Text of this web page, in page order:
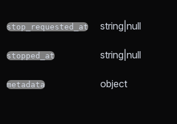
stop_requested_at string|null
stopped_at string|null
metadata object